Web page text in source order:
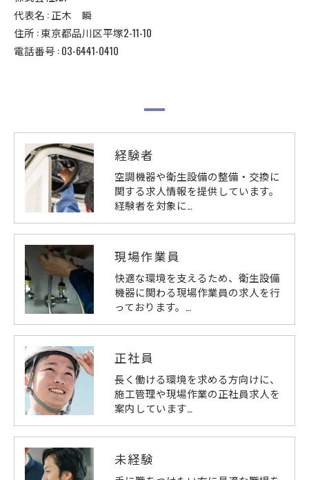
代表名 : 正木 瞬
住所 : 東京都品川区平塚2-11-10
電話番号 : 03-6441-0410
経験者
空調機器や衛生設備の整備・交換に
関する求人情報を提供しています。
経験者を対象に…
現場作業員
快適な環境を支えるため、衛生設備
機器に関わる現場作業員の求人を行
っております。…
正社員
長く働ける環境を求める方向けに、
施工管理や現場作業の正社員求人を
案内しています…
未経験